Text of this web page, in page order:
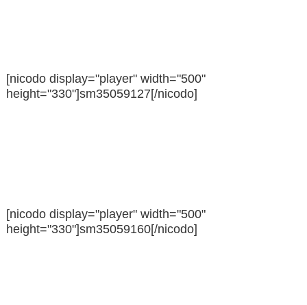
[nicodo display="player" width="500"
height="330"]sm35059127[/nicodo]
[nicodo display="player" width="500"
height="330"]sm35059160[/nicodo]